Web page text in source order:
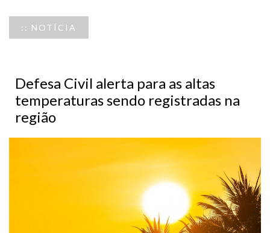
:: NOTÍCIA
Defesa Civil alerta para as altas
temperaturas sendo registradas na
região